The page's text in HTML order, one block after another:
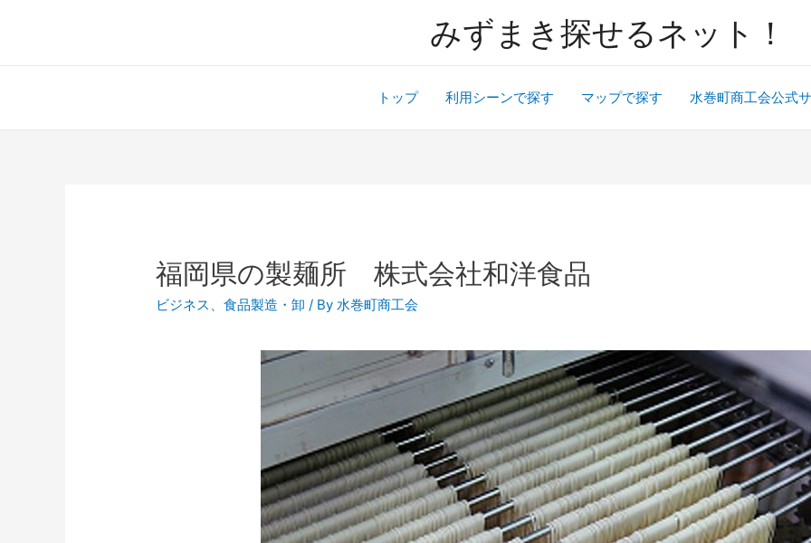
みずまき探せるネット！
トップ 利用シーンで探す マップで探す 水巻町商工会公式
福岡県の製麺所 株式会社和洋食品
ビジネス 、食品製造・卸 / By水巻町商工会